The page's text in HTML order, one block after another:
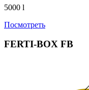
5000 l
Посмотреть
FERTI-BOX FB